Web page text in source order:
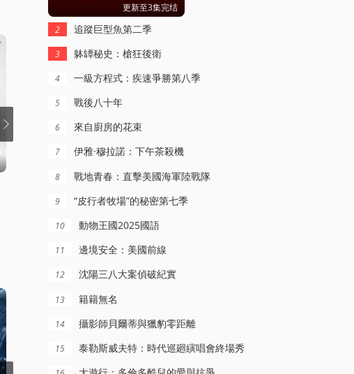
全世界中國味
恐怖鄰居大全
更新至3集完结
2 追蹤巨型魚第二季
3 躰罈秘史：槍狂後衛
4 一級方程式：疾速爭勝第八季
5 戰後八十年
6 來自廚房的花束
7 伊雅·穆拉諾：下午茶殺機
8 戰地青春：直擊美國海軍陸戰隊
9 “皮行者牧場”的秘密第七季
10 動物王國2025國語
11 邊境安全：美國前線
12 沈陽三八大案偵破紀實
13 籍籍無名
14 攝影師貝爾蒂與獵豹零距離
15 泰勒斯威夫特：時代巡廻縯唱會終場秀